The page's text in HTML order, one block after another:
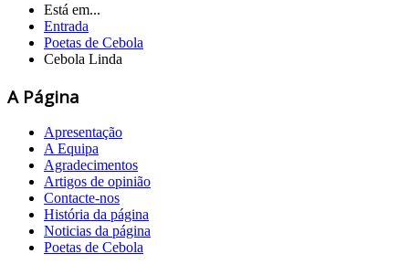
Está em...
Entrada
Poetas de Cebola
Cebola Linda
A Página
Apresentação
A Equipa
Agradecimentos
Artigos de opinião
Contacte-nos
História da página
Noticias da página
Poetas de Cebola